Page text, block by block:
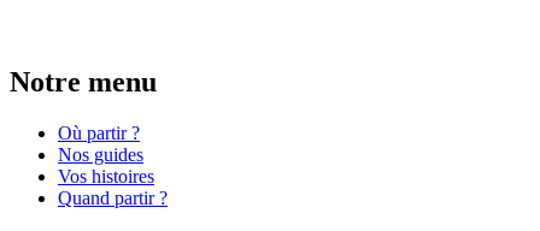
Notre menu
Où partir ?
Nos guides
Vos histoires
Quand partir ?